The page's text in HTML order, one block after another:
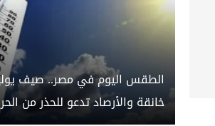
الطقس اليوم في مصر.. صيف
خانقة والأرصاد تدعو للحذر من